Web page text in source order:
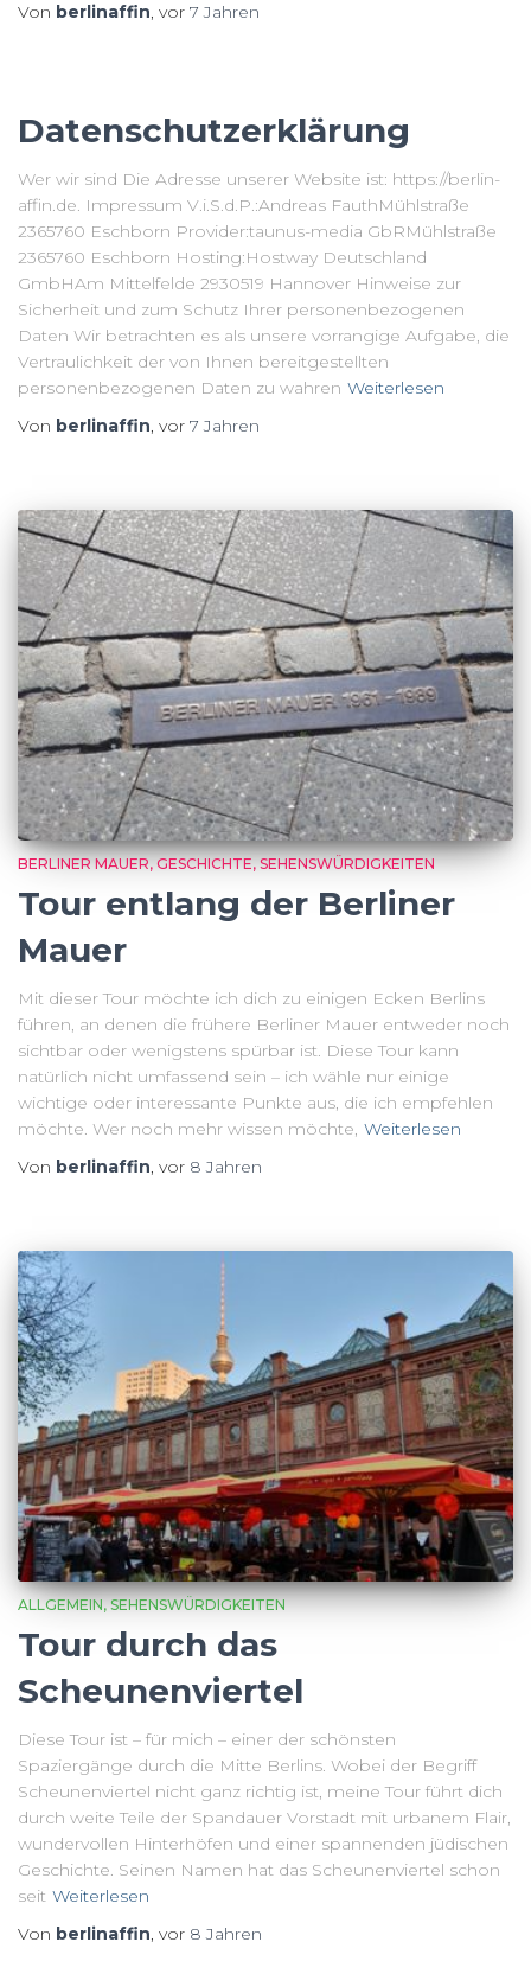
Von berlinaffin, vor 7 Jahren
Datenschutzerklärung
Wer wir sind Die Adresse unserer Website ist: https://berlin-
affin.de. Impressum V.i.S.d.P.:Andreas FauthMühlstraße
2365760 Eschborn Provider:taunus-media GbRMühlstraße
2365760 Eschborn Hosting:Hostway Deutschland
GmbHAm Mittelfelde 2930519 Hannover Hinweise zur
Sicherheit und zum Schutz Ihrer personenbezogenen
Daten Wir betrachten es als unsere vorrangige Aufgabe, die
Vertraulichkeit der von Ihnen bereitgestellten
personenbezogenen Daten zu wahren Weiterlesen
Von berlinaffin, vor 7 Jahren
BERLINER MAUER GESCHICHTE SEHENSWÜRDIGKEITEN
Tour entlang der Berliner
Mauer
Mit dieser Tour möchte ich dich zu einigen Ecken Berlins
führen, an denen die frühere Berliner Mauer entweder noch
sichtbar oder wenigstens spürbar ist. Diese Tour kann
natürlich nicht umfassend sein – ich wähle nur einige
wichtige oder interessante Punkte aus, die ich empfehlen
möchte. Wer noch mehr wissen möchte, Weiterlesen
Von berlinaffin, vor 8 Jahren
ALLGEMEIN SEHENSWÜRDIGKEITEN
Tour durch das
Scheunenviertel
Diese Tour ist – für mich – einer der schönsten
Spaziergänge durch die Mitte Berlins. Wobei der Begriff
Scheunenviertel nicht ganz richtig ist, meine Tour führt dich
durch weite Teile der Spandauer Vorstadt mit urbanem Flair,
wundervollen Hinterhöfen und einer spannenden jüdischen
Geschichte. Seinen Namen hat das Scheunenviertel schon
seit Weiterlesen
Von berlinaffin, vor 8 Jahren